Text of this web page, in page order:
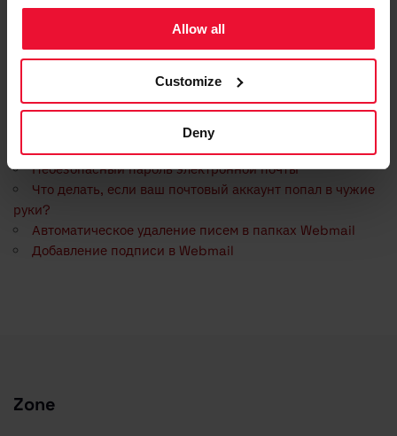
Allow all
Customize
Deny
Небезопасный пароль электронной почты
Что делать, если ваш почтовый аккаунт попал в чужие
руки?
Автоматическое удаление писем в папках Webmail
Добавление подписи в Webmail
Zone